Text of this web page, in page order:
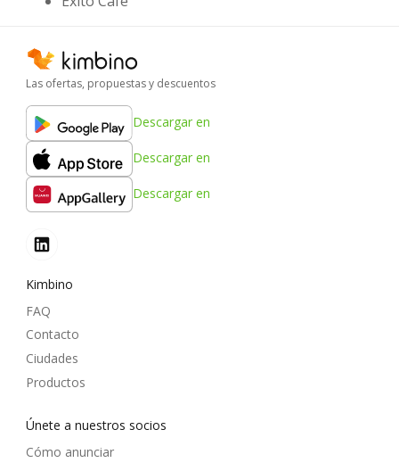
Las ofertas, propuestas y descuentos
Descargar en
Descargar en
Descargar en
Kimbino
FAQ
Contacto
Ciudades
Productos
Únete a nuestros socios
Cómo anunciar